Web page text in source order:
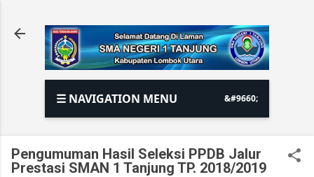
☰ NAVIGATION MENU
Pengumuman Hasil Seleksi PPDB Jalur
Prestasi SMAN 1 Tanjung TP. 2018/2019